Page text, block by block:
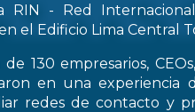
RIN - Red
el Edificio Lima Central
130 empresarios,
en una experiencia
redes de contacto y